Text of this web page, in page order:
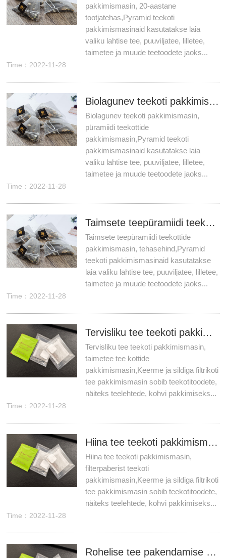
pakkimismasin, 20-aastane
tootjatehas,Pyramid teekoti
pakkimismasinaid kasutatakse laia
valiku lahtise tee, puuviljatee, lilletee,
taimetee ja muude teetoodete jaoks...
Time：2022-11-28
Biolagunev teekoti pakkimismasin, püramiidi teekottide pakkimismasin
Biolagunev teekoti pakkimismasin,
püramiidi teekottide
pakkimismasin,Pyramid teekoti
pakkimismasinaid kasutatakse laia
valiku lahtise tee, puuviljatee, lilletee,
taimetee ja muude teetoodete jaoks...
Time：2022-11-28
Taimsete teepüramiidi teekottide pakkimismasin, tehasehind
Taimsete teepüramiidi teekottide
pakkimismasin, tehasehind,Pyramid
teekoti pakkimismasinaid kasutatakse
laia valiku lahtise tee, puuviljatee, lilletee,
taimetee ja muude teetoodete jaoks...
Time：2022-11-28
Tervisliku tee teekoti pakkimismasin, taimetee tee kottide pakkimismasin
Tervisliku tee teekoti pakkimismasin,
taimetee tee kottide
pakkimismasin,Keerme ja sildiga filtrikoti
tee pakkimismasin sobib teekotitoodete,
näiteks teelehtede, kohvi pakkimiseks...
Time：2022-11-28
Hiina tee teekoti pakkimismasin, filterpaberist teekoti pakkimismasin
Hiina tee teekoti pakkimismasin,
filterpaberist teekoti
pakkimismasin,Keerme ja sildiga filtrikoti
tee pakkimismasin sobib teekotitoodete,
näiteks teelehtede, kohvi pakkimiseks...
Time：2022-11-28
Rohelise tee pakendamise masin, teekoti tee pakkimismasin